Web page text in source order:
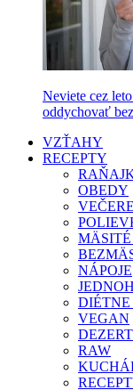
Neviete cez
oddychovať
VZŤAHY
RECEPTY
OBEDY
VEČERE
NÁPOJE
DIÉTNE
VEGAN
RAW